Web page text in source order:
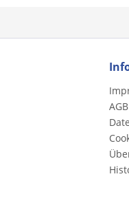
AGB